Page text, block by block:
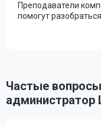
Преподаватели
помогут
Частые
администратор